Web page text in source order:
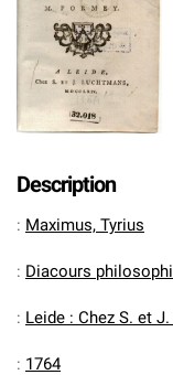
Description
: Maximus, Tyrius
: Diacours
: Leide : Chez S. et
: 1764